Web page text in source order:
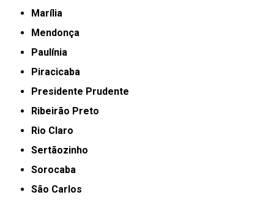
Marília
Mendonça
Paulínia
Piracicaba
Presidente Prudente
Ribeirão Preto
Rio Claro
Sertãozinho
Sorocaba
São Carlos